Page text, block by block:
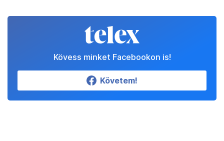
Kövess minket Facebookon is!
Követem!